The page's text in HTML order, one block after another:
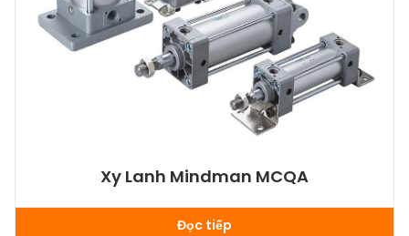
Xy Lanh Mindman MCQA
Đọc tiếp